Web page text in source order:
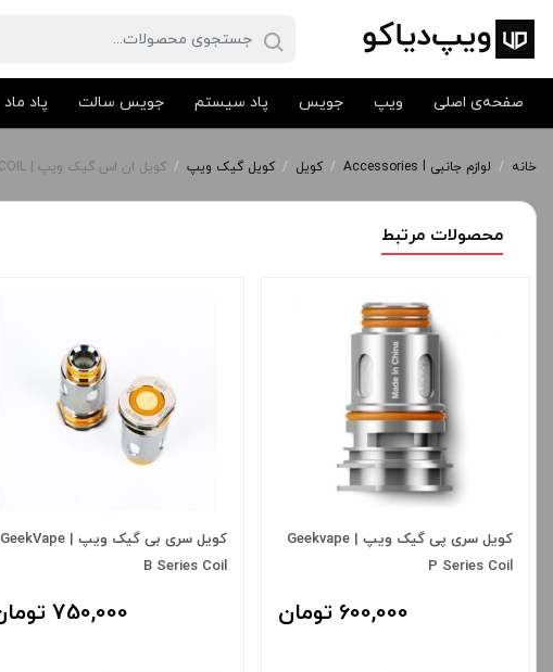
صفحه‌ی اصلی ویپ جویس پاد سیستم جویس سالت پاد ماد
خانه / لوازم جانبی Accessories l / کویل / کویل گیک ویپ / کویل ان اس گیک ویپ | GEEK VAPE NS COIL
محصولات مرتبط
کویل سری پی گیک ویپ | Geekvape
P Series Coil
600,000 تومان
کویل سری بی گیک ویپ | GeekVape
B Series Coil
750,000 تومان